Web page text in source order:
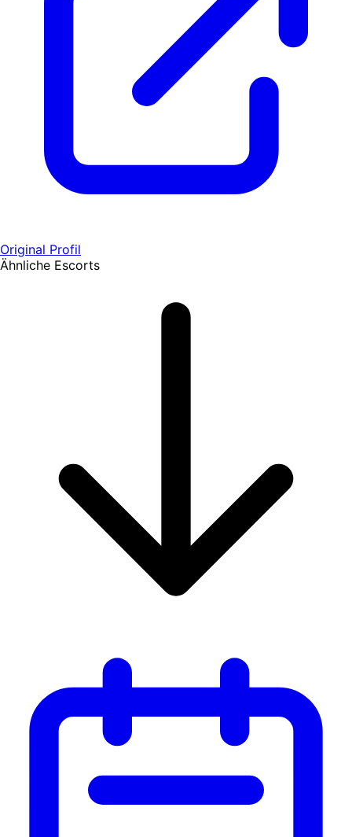
Original Profil
Ähnliche Escorts